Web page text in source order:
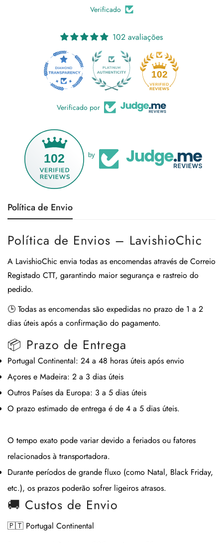
Verificado
102 avaliações
102
Verificado por
102 by
Política de Envio
Política de Envios – LavishioChic
A LavishioChic envia todas as encomendas através de Correio
Registado CTT, garantindo maior segurança e rastreio do
pedido.
🕒 Todas as encomendas são expedidas no prazo de 1 a 2
dias úteis após a confirmação do pagamento.
📦 Prazo de Entrega
Portugal Continental: 24 a 48 horas úteis após envio
Açores e Madeira: 2 a 3 dias úteis
Outros Países da Europa: 3 a 5 dias úteis
O prazo estimado de entrega é de 4 a 5 dias úteis.
O tempo exato pode variar devido a feriados ou fatores
relacionados à transportadora.
Durante períodos de grande fluxo (como Natal, Black Friday,
etc.), os prazos poderão sofrer ligeiros atrasos.
🚚 Custos de Envio
🇵🇹 Portugal Continental